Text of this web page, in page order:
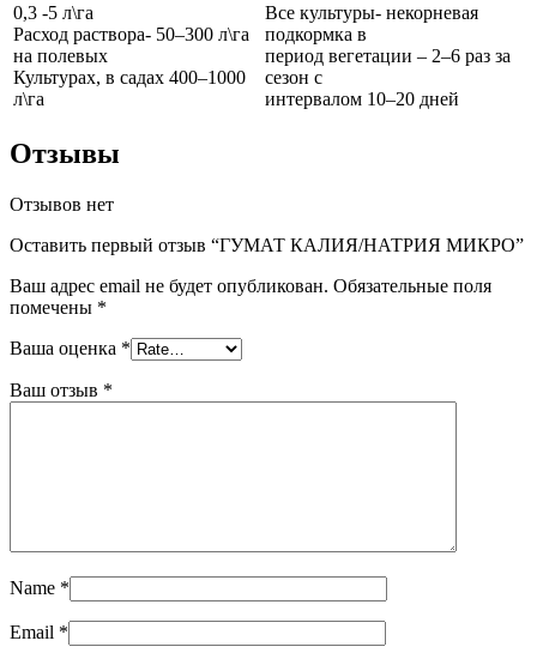
0,3 -5 л\га
Расход раствора- 50–300 л\га
на полевых
Культурах, в садах 400–1000
л\га
Все культуры- некорневая
подкормка в
период вегетации – 2–6 раз за
сезон с
интервалом 10–20 дней
Отзывы
Отзывов нет
Оставить первый отзыв “ГУМАТ КАЛИЯ/НАТРИЯ МИКРО”
Ваш адрес email не будет опубликован. Обязательные поля
помечены *
Ваша оценка *
Ваш отзыв *
Name *
Email *